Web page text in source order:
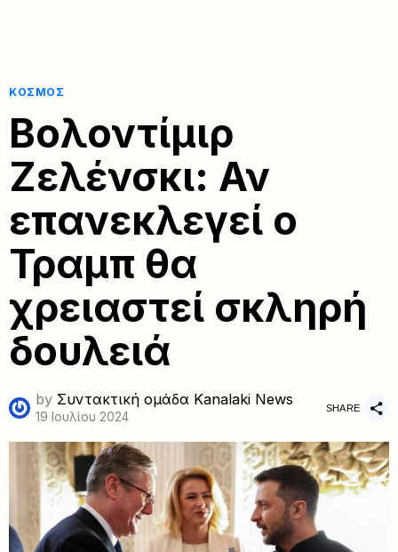
ΚΌΣΜΟΣ
Βολοντίμιρ
Ζελένσκι: Αν
επανεκλεγεί ο
Τραμπ θα
χρειαστεί σκληρή
δουλειά
by Συντακτική ομάδα Kanalaki News
19 Ιουλίου 2024
SHARE